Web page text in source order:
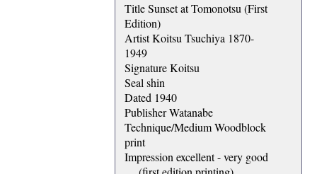
Title Sunset at Tomonotsu (First
Edition)
Artist Koitsu Tsuchiya 1870-
1949
Signature Koitsu
Seal shin
Dated 1940
Publisher Watanabe
Technique/Medium Woodblock
print
Impression excellent - very good